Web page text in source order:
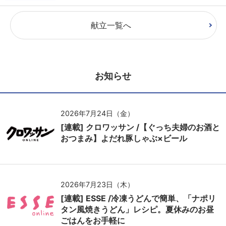
献立一覧へ
お知らせ
2026年7月24日（金）
[連載] クロワッサン /【ぐっち夫婦のお酒と
おつまみ】よだれ豚しゃぶ×ビール
2026年7月23日（木）
[連載] ESSE /冷凍うどんで簡単、「ナポリ
タン風焼きうどん」レシピ。夏休みのお昼
ごはんをお手軽に